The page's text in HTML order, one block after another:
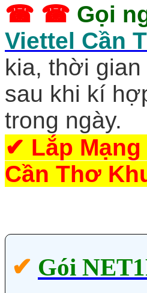
☎ ☎ Gọi
Viettel Cần
kia, thời
sau khi kí
trong ngày.
✔ Lắp
Cần Thơ
✔‎ Gói